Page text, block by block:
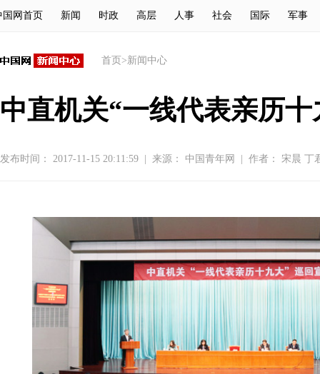
国网首页 新闻 时政 高层 人事 社会 国际 军事
首页 >新闻中心
中直机关“一线代表亲历
发布时间： 2017-11-15 20:11:59 来源： 中国青年网 作者： 宋晨 丁